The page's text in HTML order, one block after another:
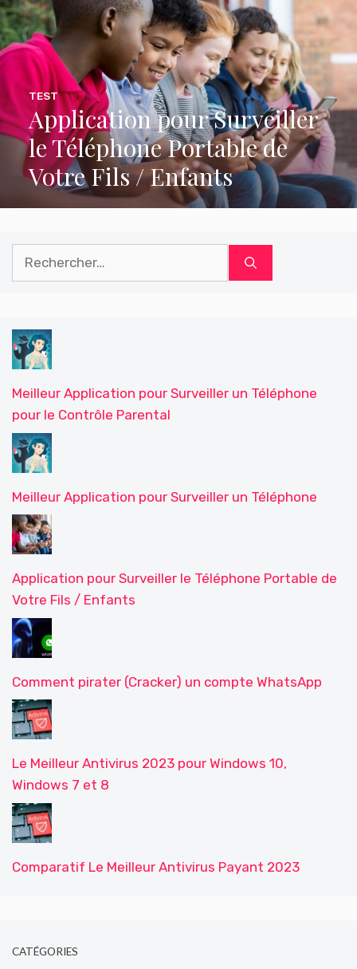
Application pour Surveiller
le Téléphone Portable de
Votre Fils / Enfants
TEST
Rechercher :
Meilleur Application pour Surveiller un Téléphone
pour le Contrôle Parental
Meilleur Application pour Surveiller un Téléphone
Application pour Surveiller le Téléphone Portable de
Votre Fils / Enfants
Comment pirater (Cracker) un compte WhatsApp
Le Meilleur Antivirus 2023 pour Windows 10,
Windows 7 et 8
Comparatif Le Meilleur Antivirus Payant 2023
CATÉGORIES